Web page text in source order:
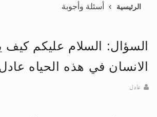
تعميم هامّ لأفراد
تعميم هامّ لأفراد
الرئيسية أسئلة وأجوبة
السؤال: السلام عليكم كيف
الانسان في هذه الحياه
عادل